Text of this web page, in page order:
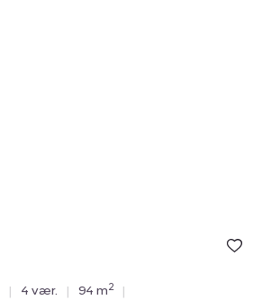
| 4 vær. | 94 m2 |